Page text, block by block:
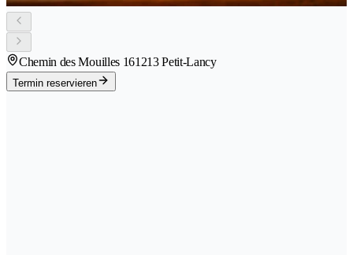
Chemin des Mouilles 161213 Petit-Lancy
Termin reservieren